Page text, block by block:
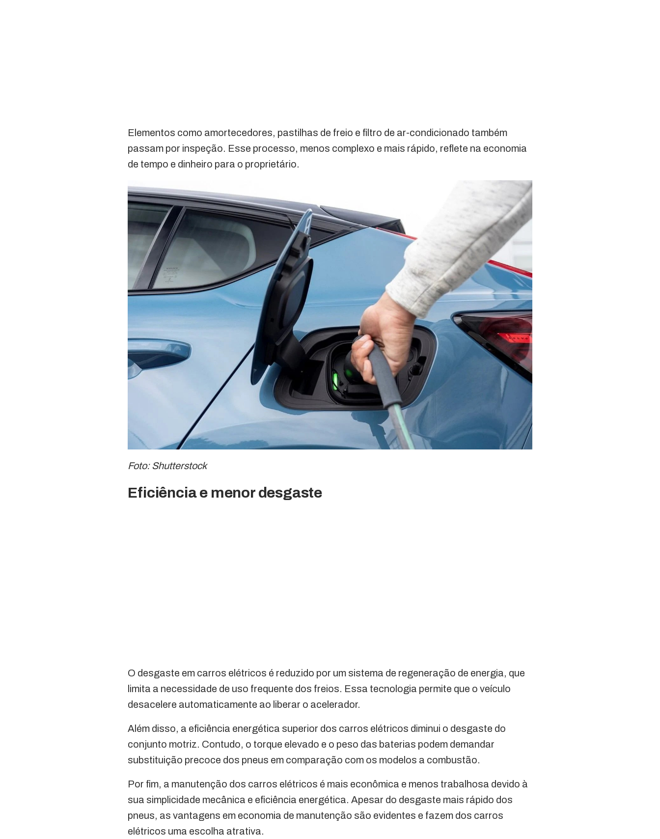
Elementos como amortecedores, pastilhas de freio e filtro de ar-condicionado também
passam por inspeção. Esse processo, menos complexo e mais rápido, reflete na economia
de tempo e dinheiro para o proprietário.
Foto: Shutterstock
Eficiência e menor desgaste
O desgaste em carros elétricos é reduzido por um sistema de regeneração de energia, que
limita a necessidade de uso frequente dos freios. Essa tecnologia permite que o veículo
desacelere automaticamente ao liberar o acelerador.
Além disso, a eficiência energética superior dos carros elétricos diminui o desgaste do
conjunto motriz. Contudo, o torque elevado e o peso das baterias podem demandar
substituição precoce dos pneus em comparação com os modelos a combustão.
Por fim, a manutenção dos carros elétricos é mais econômica e menos trabalhosa devido à
sua simplicidade mecânica e eficiência energética. Apesar do desgaste mais rápido dos
pneus, as vantagens em economia de manutenção são evidentes e fazem dos carros
elétricos uma escolha atrativa.